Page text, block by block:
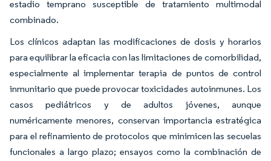
estadio temprano susceptible de tratamiento multimodal
combinado.
Los clínicos adaptan las modificaciones de dosis y horarios
para equilibrar la eficacia con las limitaciones de comorbilidad,
especialmente al implementar terapia de puntos de control
inmunitario que puede provocar toxicidades autoinmunes. Los
casos pediátricos y de adultos jóvenes, aunque
numéricamente menores, conservan importancia estratégica
para el refinamiento de protocolos que minimicen las secuelas
funcionales a largo plazo; ensayos como la combinación de